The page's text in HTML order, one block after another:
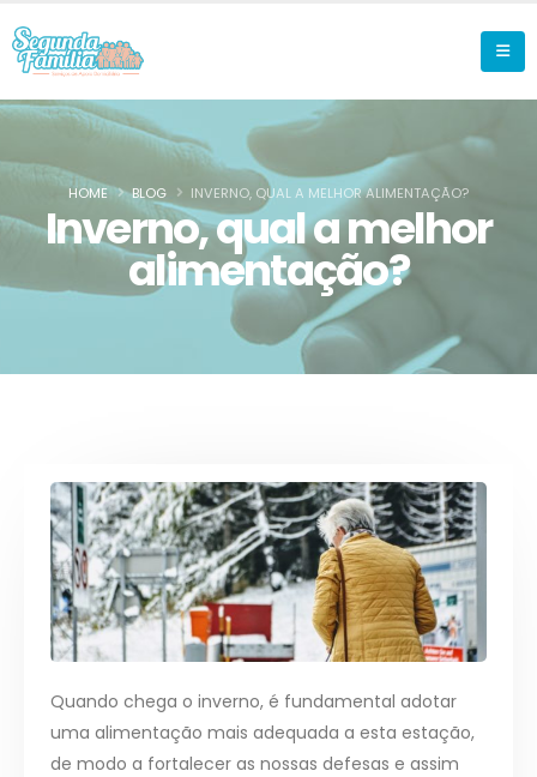
HOME BLOG INVERNO, QUAL A MELHOR ALIMENTAÇÃO?
Inverno, qual a melhor
alimentação?
Quando chega o inverno, é fundamental adotar
uma alimentação mais adequada a esta estação,
de modo a fortalecer as nossas defesas e assim